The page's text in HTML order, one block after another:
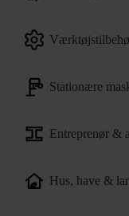
stationære
entreprenør &
hus, have &